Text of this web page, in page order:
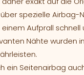
spezielle
Aufprall
Nähte wurden
ein Seitenairbag